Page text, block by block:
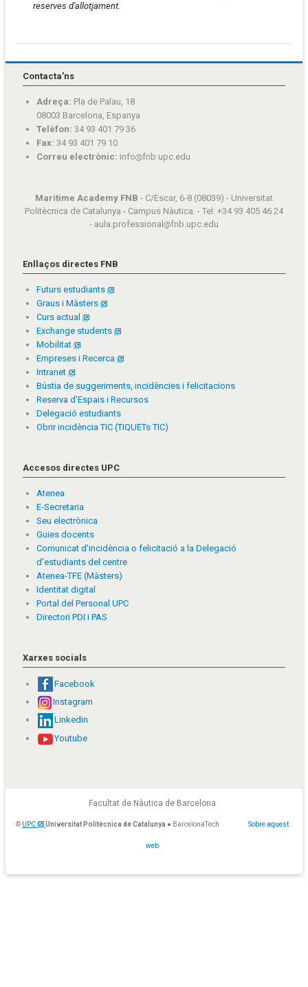
reserves d'allotjament.
Contacta'ns
Adreça: Pla de Palau, 18
08003 Barcelona, Espanya
Telèfon: 34 93 401 79 36
Fax: 34 93 401 79 10
Correu electrònic: info fnb.upc.edu
Maritime Academy FNB - C/Escar, 6-8 (08039) - Universitat
Politècnica de Catalunya - Campus Nàutica. - Tel: +34 93 405 46 24
- aula.professional
fnb.upc.edu
Enllaços directes FNB
Futurs estudiants
Graus i Màsters
Curs actual
Exchange students
Mobilitat
Empreses i Recerca
Intranet
Bústia de suggeriments, incidències i felicitacions
Reserva d'Espais i Recursos
Delegació estudiants
Obrir incidència TIC (TIQUETs TIC)
Accesos directes UPC
Atenea
E-Secretaria
Seu electrònica
Guies docents
Comunicat d'incidència o felicitació a la Delegació
d'estudiants del centre
Atenea-TFE (Màsters)
Identitat digital
Portal del Personal UPC
Directori PDI i PAS
Xarxes socials
Facebook
Instagram
Linkedin
Youtube
Facultat de Nàutica de Barcelona
© UPC Universitat Politècnica de Catalunya ● BarcelonaTech Sobre aquest
web